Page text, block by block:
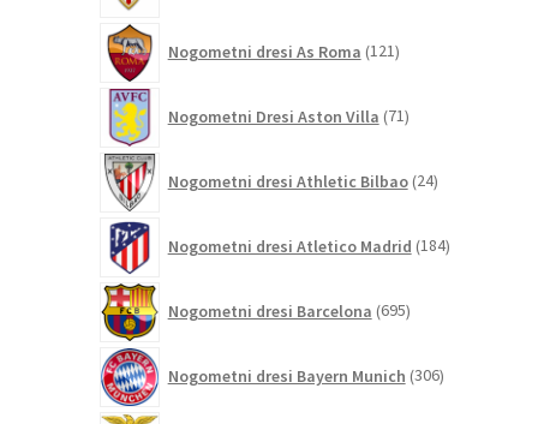
Nogometni dresi As Roma 121izdelkov
Nogometni Dresi Aston Villa 71izdelkov
Nogometni dresi Athletic Bilbao 24izdelkov
Nogometni dresi Atletico Madrid 184izdelkov
Nogometni dresi Barcelona 695izdelkov
Nogometni dresi Bayern Munich 306izdelkov